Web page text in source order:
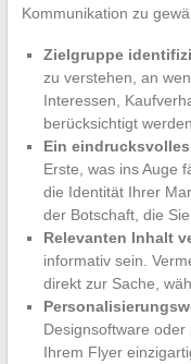
Kommunikation zu
Zielgruppe
zu verstehen, an
Interessen,
berücksichtigt werden.
Ein
Erste, was ins Auge
die Identität Ihrer
der Botschaft, die
Relevanten Inhalt
informativ sein.
direkt zur Sache,
Designsoftware
Ihrem Flyer